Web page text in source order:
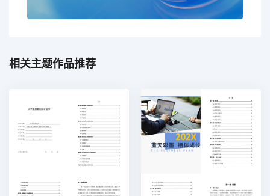
相关主题作品推荐